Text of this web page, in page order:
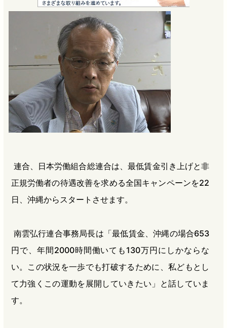
e
o
k
e
n
a
e
e
a
d
s
連合、日本労働組合総連合は、最低賃金引き上げと非
正規労働者の待遇改善を求める全国キャンペーンを22
日、沖縄からスタートさせます。
南雲弘行連合事務局長は「最低賃金、沖縄の場合653
円で、年間2000時間働いても130万円にしかならな
い。この状況を一歩でも打破するために、私どもとし
て力強くこの運動を展開していきたい」と話していま
す。